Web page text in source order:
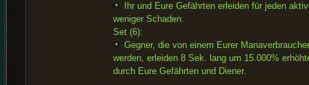
Ihr und Eure Gefährten erleiden für jeden
weniger Schaden.
Set (6):
Gegner, die von einem Eurer
werden, erleiden 8 Sek. lang um 15.000%
durch Eure Gefährten und Diener.